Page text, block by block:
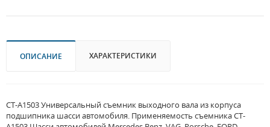
ОПИСАНИЕ ХАРАКТЕРИСТИКИ
CT-A1503 Универсальный съемник выходного вала из корпуса
подшипника шасси автомобиля. Применяемость съемника CT-